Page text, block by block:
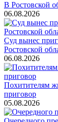
В Ростовской
06.08.2026
Суд вынес
Ростовской
06.08.2026
Похитителям
приговор
05.08.2026